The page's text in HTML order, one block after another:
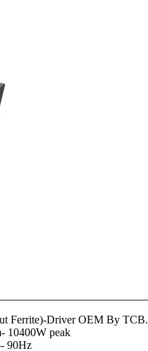
Ferrite)-Driver OEM By TCB.
10400W peak
90Hz